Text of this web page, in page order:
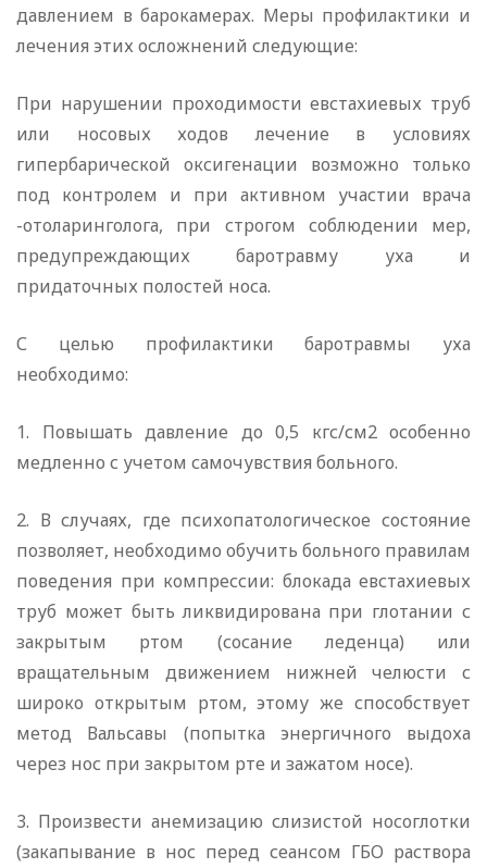
давлением в барокамерах. Меры профилактики и
лечения этих осложнений следующие:
При нарушении проходимости евстахиевых труб
или носовых ходов лечение в условиях
гипербарической оксигенации возможно только
под контролем и при активном участии врача
-отоларинголога, при строгом соблюдении мер,
предупреждающих баротравму уха и
придаточных полостей носа.
С целью профилактики баротравмы уха
необходимо:
1. Повышать давление до 0,5 кгс/см2 особенно
медленно с учетом самочувствия больного.
2. В случаях, где психопатологическое состояние
позволяет, необходимо обучить больного правилам
поведения при компрессии: блокада евстахиевых
труб может быть ликвидирована при глотании с
закрытым ртом (сосание леденца) или
вращательным движением нижней челюсти с
широко открытым ртом, этому же способствует
метод Вальсавы (попытка энергичного выдоха
через нос при закрытом рте и зажатом носе).
3. Произвести анемизацию слизистой носоглотки
(закапывание в нос перед сеансом ГБО раствора